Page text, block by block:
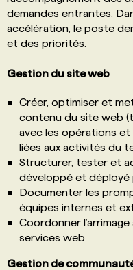
demandes entrantes.
accélération, le poste
et des priorités.
Gestion du site web
Créer, optimiser et
contenu du site web
avec les opérations et
liées aux activités du
Structurer, tester et
développé et déployé
Documenter les
équipes internes et
Coordonner
services web
Gestion de